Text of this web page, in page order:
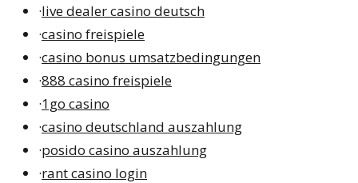
·live dealer casino deutsch
·casino freispiele
·casino bonus umsatzbedingungen
·888 casino freispiele
·1go casino
·casino deutschland auszahlung
·posido casino auszahlung
·rant casino login